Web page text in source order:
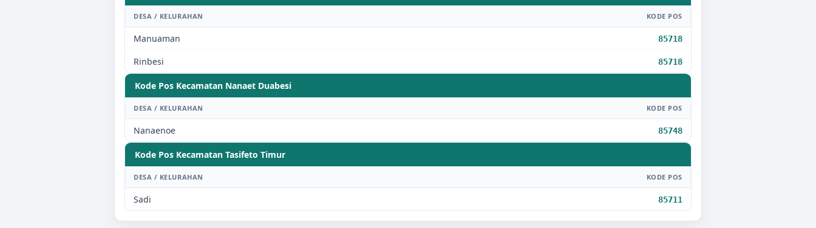
DESA / KELURAHAN KODE POS
Manuaman 85718
Rinbesi 85718
Kode Pos Kecamatan Nanaet Duabesi
DESA / KELURAHAN KODE POS
Nanaenoe 85748
Kode Pos Kecamatan Tasifeto Timur
DESA / KELURAHAN KODE POS
Sadi 85711